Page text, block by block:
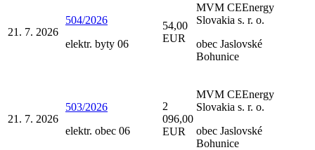
21. 7. 2026
504/2026
elektr. byty 06
54,00
EUR
MVM CEEnergy
Slovakia s. r. o.
obec Jaslovské
Bohunice
21. 7. 2026
503/2026
elektr. obec 06
2
096,00
EUR
MVM CEEnergy
Slovakia s. r. o.
obec Jaslovské
Bohunice